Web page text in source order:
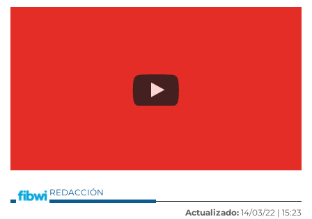
REDACCIÓN
Actualizado: 14/03/22 | 15:23